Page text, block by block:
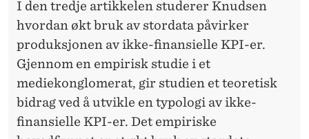
I den tredje artikkelen studerer Knudsen
hvordan økt bruk av stordata påvirker
produksjonen av ikke-finansielle KPI-er.
Gjennom en empirisk studie i et
mediekonglomerat, gir studien et teoretisk
bidrag ved å utvikle en typologi av ikke-
finansielle KPI-er. Det empiriske